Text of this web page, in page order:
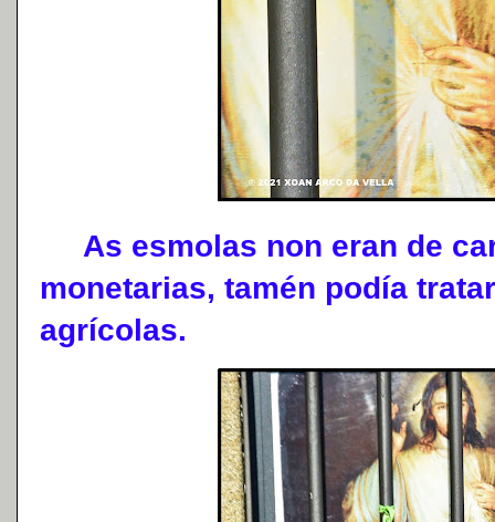
As esmolas non eran de
monetarias, tamén podía
agrícolas.